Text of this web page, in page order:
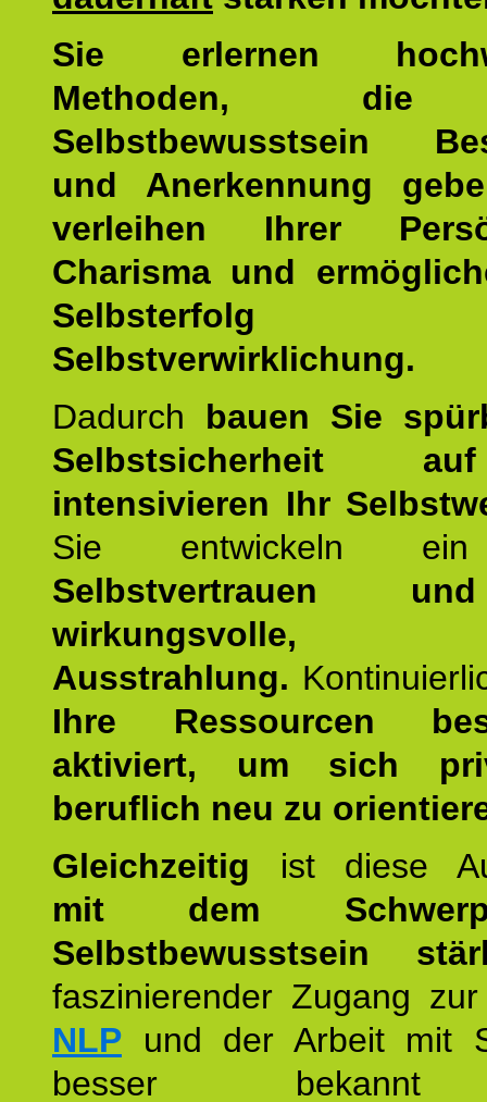
Sie erlernen
Methoden, die
Selbstbewusstsein
und Anerkennung
verleihen Ihrer
Charisma und
Selbstverwirklichung.
Dadurch bauen Sie
Selbstsicherheit
intensivieren Ihr
Sie entwickeln ein
Selbstvertrauen
wirkungsvolle,
Ausstrahlung.
Ihre Ressourcen
aktiviert, um sich
beruflich neu zu
Gleichzeitig ist diese
mit dem
Selbstbewusstsein
faszinierender Zugang
NLP und der Arbeit mit
besser